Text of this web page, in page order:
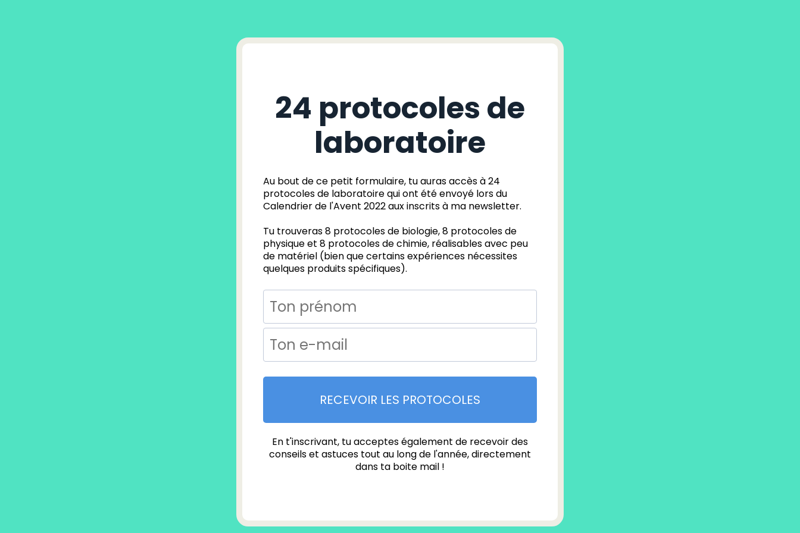
24 protocoles de
laboratoire
Au bout de ce petit formulaire, tu auras accès à 24
protocoles de laboratoire qui ont été envoyé lors du
Calendrier de l'Avent 2022 aux inscrits à ma newsletter.
Tu trouveras 8 protocoles de biologie, 8 protocoles de
physique et 8 protocoles de chimie, réalisables avec peu
de matériel (bien que certains expériences nécessites
quelques produits spécifiques).
RECEVOIR LES PROTOCOLES
En t'inscrivant, tu acceptes également de recevoir des
conseils et astuces tout au long de l'année, directement
dans ta boite mail !